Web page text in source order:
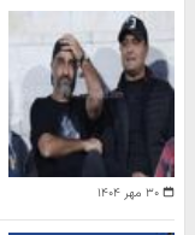
۳۰ مهر ۱۴۰۴